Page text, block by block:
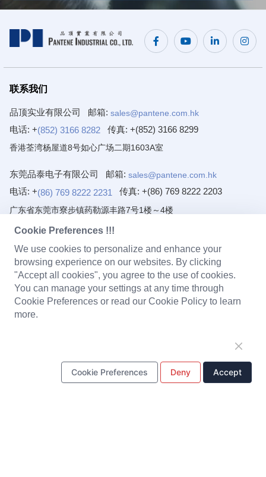
联系我们
品顶实业有限公司 邮箱: sales@pantene.com.hk
电话: +(852) 3166 8282 传真: +(852) 3166 8299
香港荃湾杨屋道8号如心广场二期1603A室
东莞品泰电子有限公司 邮箱: sales@pantene.com.hk
电话: +(86) 769 8222 2231 传真: +(86) 769 8222 2203
广东省东莞市寮步镇药勒源丰路7号1楼～4楼
产品中心
电磁阀线圈 充电器 便携式移动电源 电池组
PCBA电路板组装 LED 灯 耳机 婴儿监视器
一站式解决方案
Cookie Preferences !!!
We use cookies to personalize and enhance your
browsing experience on our websites. By clicking
"Accept all cookies", you agree to the use of cookies.
You can manage your settings at any time through
Cookie Preferences or read our Cookie Policy to learn
more.
Cookie Preferences Deny Accept